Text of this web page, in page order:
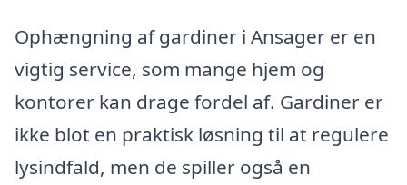
Ophængning af gardiner i Ansager er en
vigtig service, som mange hjem og
kontorer kan drage fordel af. Gardiner er
ikke blot en praktisk løsning til at regulere
lysindfald, men de spiller også en